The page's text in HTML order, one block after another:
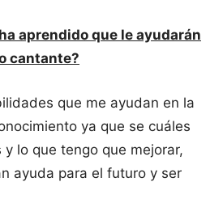
aprendido que le ayudarán
cantante?
que me ayudan en la
ya que se cuáles
lo que tengo que mejorar,
ayuda para el futuro y ser